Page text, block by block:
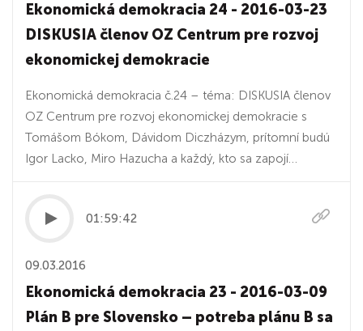
Ekonomická demokracia 24 - 2016-03-23
DISKUSIA členov OZ Centrum pre rozvoj
ekonomickej demokracie
Ekonomická demokracia č.24 – téma: DISKUSIA členov
OZ Centrum pre rozvoj ekonomickej demokracie s
Tomášom Bókom, Dávidom Diczházym, prítomní budú
Igor Lacko, Miro Hazucha a každý, kto sa zapojí…
01:59:42
09.03.2016
Ekonomická demokracia 23 - 2016-03-09
Plán B pre Slovensko – potreba plánu B sa